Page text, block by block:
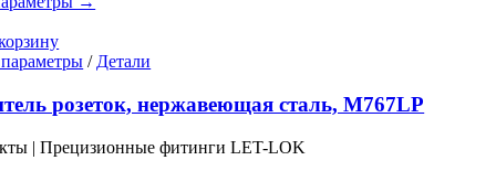
на
Этот
имеет
несколько
вариаций.
Опции
/ Детали
розеток, нержавеющая сталь, M767LP
| Прецизионные фитинги LET-LOK